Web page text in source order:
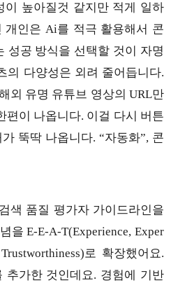
이 높아질것 같지만 적게 일하
개인은 Ai를 적극 활용해서 콘
성공 방식을 선택할 것이 자명
의 다양성은 외려 줄어듭니다.
외 유명 유튜브 영상의 URL만
편이 나옵니다. 이걸 다시 버튼
뚝딱 나옵니다. “자동화”, 콘
색 품질 평가자 가이드라인을
을 E-E-A-T(Experience, Exper
로 확장했어요.
추가한 것인데요. 경험에 기반